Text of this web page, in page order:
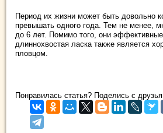
Период их жизни может быть довольно
превышать одного года. Тем не менее,
до 6 лет. Помимо того, они эффективные
длиннохвостая ласка также является
пловцом.
Понравилась статья? Поделись с